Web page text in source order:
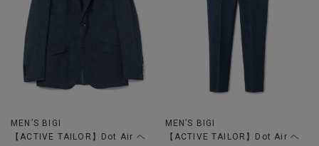
MEN’S BIGI
【ACTIVE TAILOR】Dot Air ヘ
MEN’S BIGI
【ACTIVE TAILOR】Dot Air ヘ